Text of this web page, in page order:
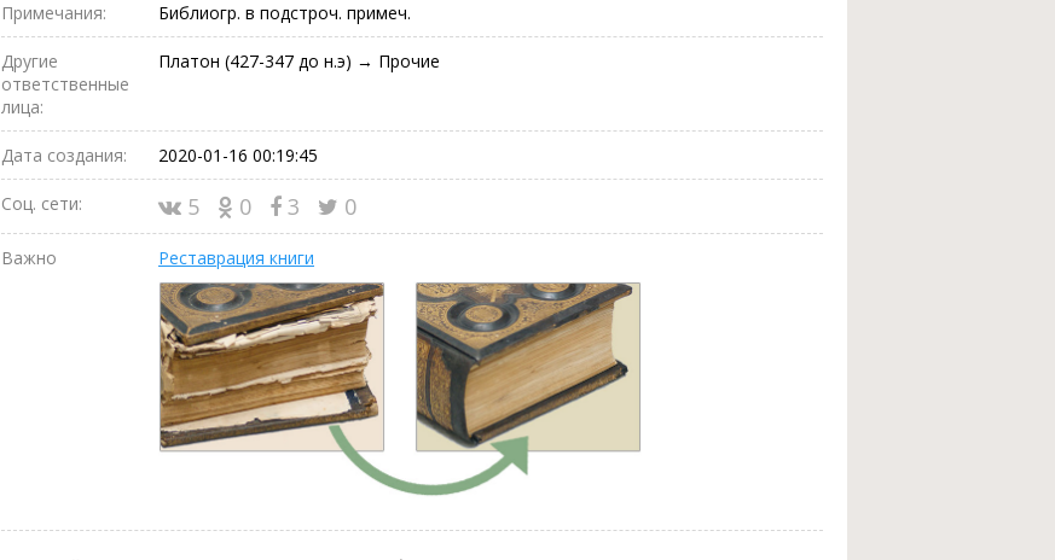
Примечания: Библиогр. в подстроч. примеч.
Другие
ответственные
лица:
Платон (427-347 до н.э) → Прочие
Дата создания: 2020-01-16 00:19:45
Соц. сети: 5 0 3 0
Важно Реставрация книги